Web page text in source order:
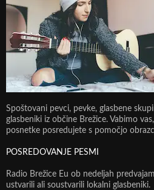
Spoštovani pevci, pevke, glasbene
glasbeniki iz občine Brežice. Vabimo
posnetke posredujete s pomočjo
POSREDOVANJE PESMI
Radio Brežice Eu ob nedeljah
ustvarili ali soustvarili lokalni glasbeniki.